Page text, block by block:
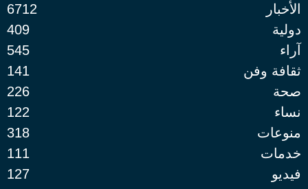
الأخبار
6712
دولية
409
آراء
545
ثقافة وفن
141
صحة
226
نساء
122
منوعات
318
خدمات
111
فيديو
127